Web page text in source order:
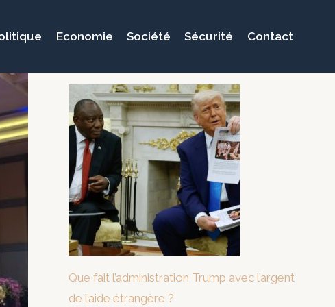
Economie Société Sécurité Contact
Que fait l’administration Trump avec l’argent
de l’aide étrangère ?